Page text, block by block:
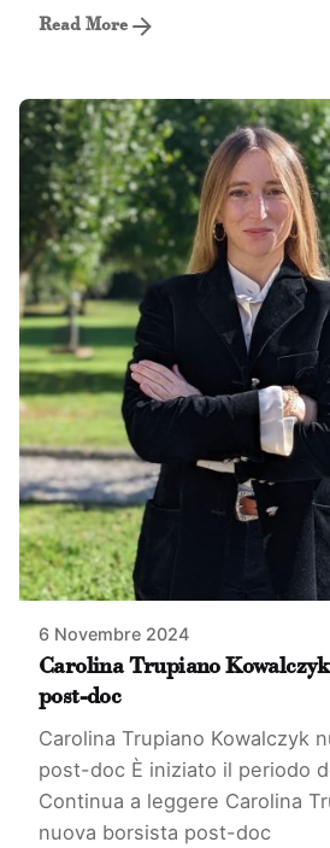
Read More
6 Novembre 2024
Carolina Trupiano
post-doc
Carolina Trupiano Kowalczyk
post-doc È iniziato il periodo
Continua a leggere Carolina
nuova borsista post-doc